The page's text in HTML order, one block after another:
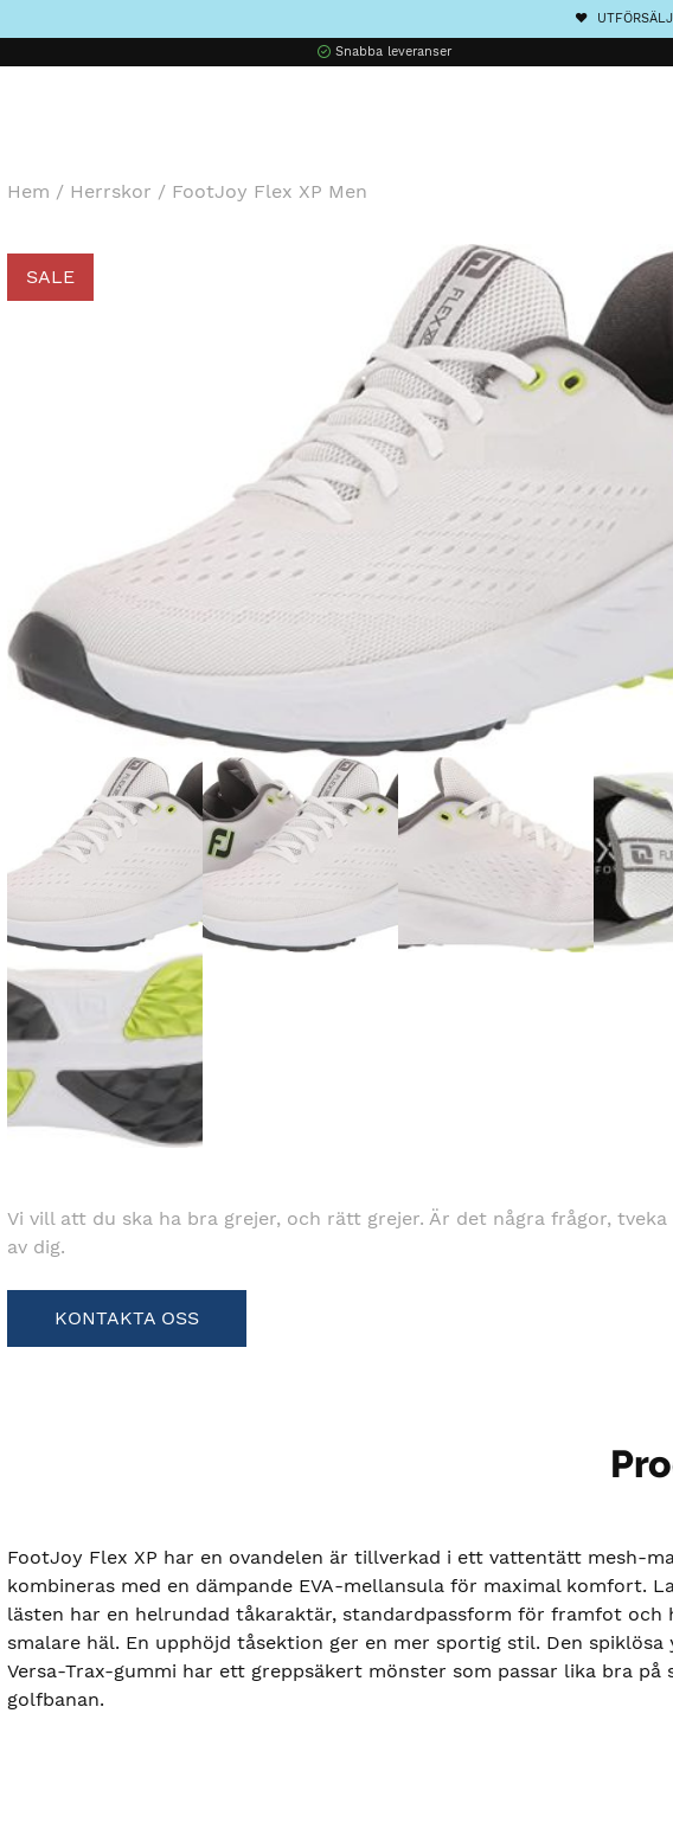
❤️
Snabba leveranser
Hem / Herrskor / FootJoy Flex XP Men
SALE
Vi vill att du ska ha bra grejer, och rätt grejer. Är det några frågor,
av dig.
KONTAKTA OSS
FootJoy Flex XP har en ovandelen är tillverkad i ett vattentätt mesh-
kombineras med en dämpande EVA-mellansula för maximal komfort.
lästen har en helrundad tåkaraktär, standardpassform för framfot och
smalare häl. En upphöjd tåsektion ger en mer sportig stil. Den spiklösa
Versa-Trax-gummi har ett greppsäkert mönster som passar lika bra på
golfbanan.